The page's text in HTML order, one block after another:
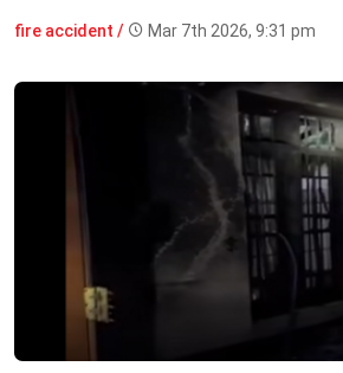
fire accident / Mar 7th 2026, 9:31 pm